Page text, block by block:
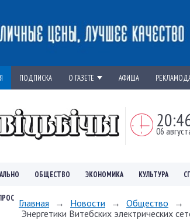
ПОДПИСКА О ГАЗЕТЕ АФИША
06
ОБЩЕСТВО ЭКОНОМИКА КУЛЬТУРА
Главная → Новости → Общество
→
Энергетики Витебских электрических